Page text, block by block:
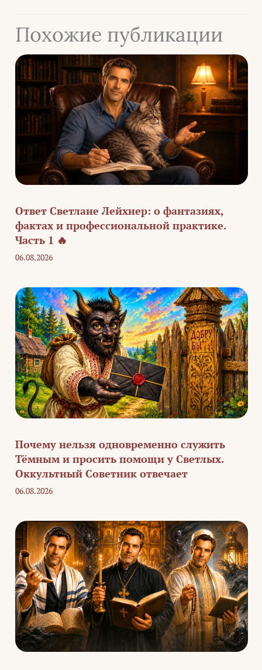
Похожие публикации
Ответ Светлане Лейхнер: о фантазиях,
фактах и профессиональной практике.
Часть 1 🔥
06.08.2026
Почему нельзя одновременно служить
Тёмным и просить помощи у Светлых.
Оккультный Советник отвечает
06.08.2026